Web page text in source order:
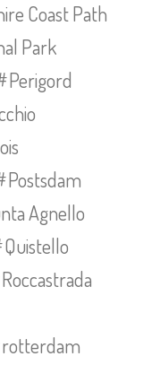
Coast Path
Park
Perigord
Postsdam
Agnello
Quistello
Roccastrada
rotterdam